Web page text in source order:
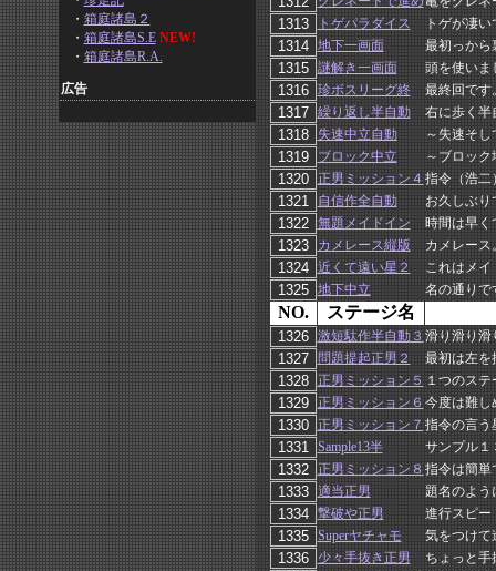
・ 箱庭諸島２
・ 箱庭諸島S.E NEW!
・ 箱庭諸島R.A.
広告
トゲパラダイス
トゲが凄
地下一画面
最初っから
謎解き一画面
頭を使い
珍ボスリーグ終
最終回です
繰り返し半自動
右に歩く半
失速中立自動
～失速そ
ブロック中立
～ブロッ
正男ミッション４ 指令（浩二
自信作全自動
お久しぶり
無題メイドイン
時間は早
カメレース縦版
カメレー
近くて遠い星２
これはメ
地下中立
名の通り
NO. ステージ名
激短駄作半自動３ 滑り滑り滑
問題提起正男２
最初は左を
正男ミッション５ １つのス
正男ミッション６ 今度は難し
正男ミッション７ 指令の言う
Sample13半
サンプル１
正男ミッション８ 指令は簡単
適当正男
題名のよ
撃破や正男
進行スピー
Superヤチャモ
気をつけて
少々手抜き正男
ちょっと